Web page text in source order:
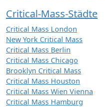
Critical-Mass-Städte
Critical Mass London
New York Critical Mass
Critical Mass Berlin
Critical Mass Chicago
Brooklyn Critical Mass
Critical Mass Houston
Critical Mass Wien Vienna
Critical Mass Hamburg